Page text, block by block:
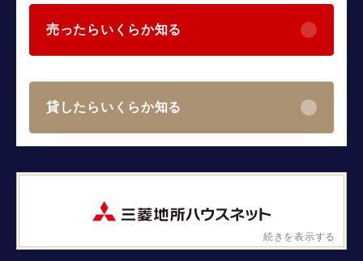
売ったらいくらか知る
貸したらいくらか知る
続きを表示する